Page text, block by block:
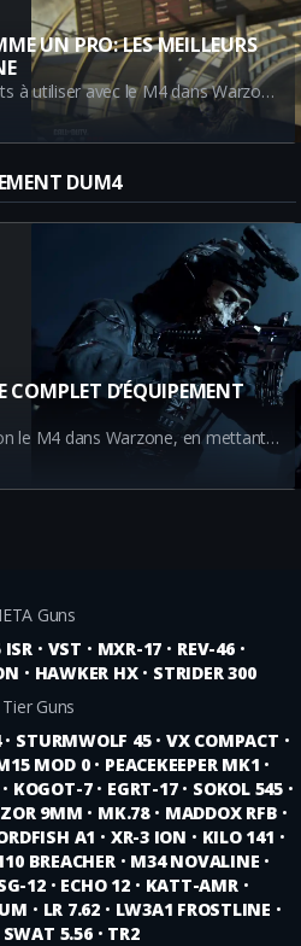
UN PRO: LES MEILLEURS
Découvrez les meilleurs atouts à utiliser avec le M4 dans Warzone pour augmenter vos chances de gagner. Des conseils d'expert pour optimiser votre classe Warzone.
DUM4
COMPLET D’ÉQUIPEMENT
Dans cet article, nous discuton le M4 dans Warzone, en mettant l'accent sur l'équipement le plus efficace à utiliser avec cette arme: la Grenade Fumigène et la Semtex. Nous examinons également les avantages et inconvénients de l'arme et comment exploiter au maximum son potentiel.
Guns
ISR • VST • MXR-17 • REV-46 •
• HAWKER HX • STRIDER 300
Guns
• STURMWOLF 45 • VX COMPACT •
MOD 0 • PEACEKEEPER MK1 •
• KOGOT-7 • EGRT-17 • SOKOL 545 •
9MM • MK.78 • MADDOX RFB •
A1 • XR-3 ION • KILO 141 •
BREACHER • M34 NOVALINE •
12 • ECHO 12 • KATT-AMR •
• LR 7.62 • LW3A1 FROSTLINE •
SWAT 5.56 • TR2